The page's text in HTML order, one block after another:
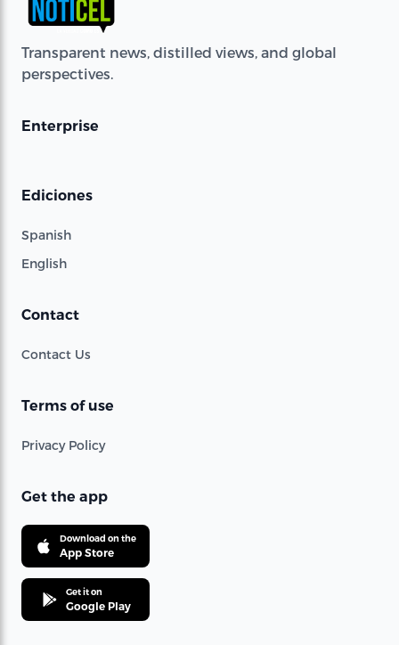
Transparent news, distilled views, and global
perspectives.
Enterprise
Ediciones
Spanish
English
Contact
Contact Us
Terms of use
Privacy Policy
Get the app
Download on the
App Store
Get it on
Google Play